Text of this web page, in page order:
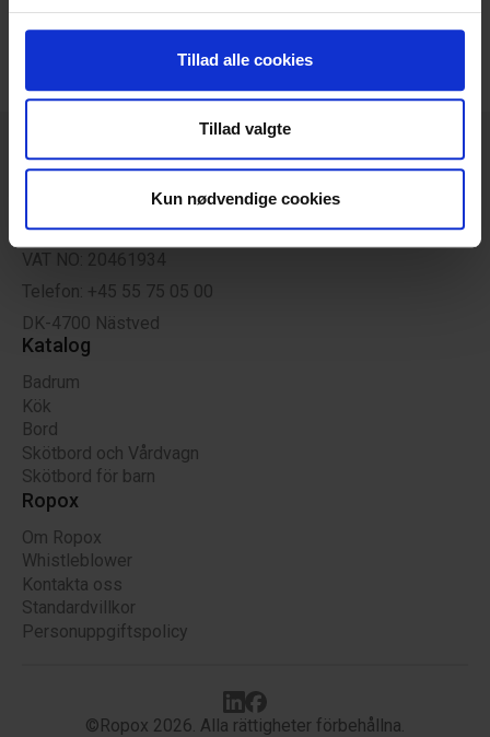
Vi bruger cookies til at tilpasse vores indhold og
at analysere vores trafik. Vi deler også oplysninger om
din brug af vores hjemmeside med vores partnere inden
for sociale medier, annonceringspartnere og
data med andre oplysninger, du har givet dem, eller som
de har indsamlet fra din brug af deres tjenester.
Tillad alle cookies
Tillad valgte
Kun nødvendige cookies
Specifikationer
Ringstedgade 221
VAT NO: 20461934
Telefon: +45 55 75 05 00
DK-4700 Nästved
Katalog
Badrum
Kök
Bord
Skötbord och Vårdvagn
Skötbord för barn
Ropox
Om Ropox
Whistleblower
Kontakta oss
Standardvillkor
Personuppgiftspolicy
©Ropox 2026. Alla rättigheter förbehållna.